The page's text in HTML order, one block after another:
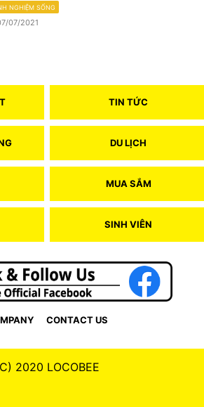
NGHIỆM SỐNG
07/2021
TIN TỨC
DU LỊCH
MUA SẮM
SINH VIÊN
CONTACT US
2020 LOCOBEE